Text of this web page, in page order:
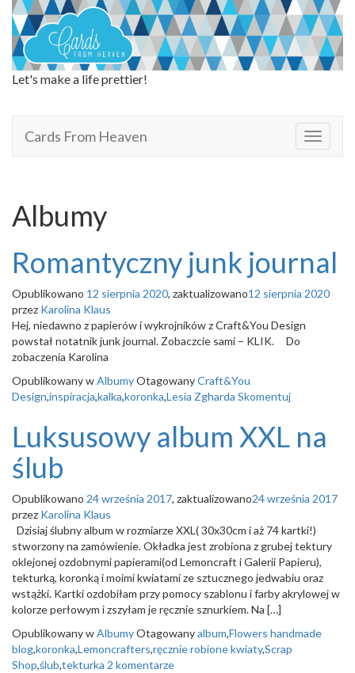
Let's make a life prettier!
T
o
v
g
Cards From Heaven
Albumy
Romantyczny junk journal
Opublikowano 12 sierpnia 2020, zaktualizowano12 sierpnia 2020
przez Karolina Klaus
Hej, niedawno z papierów i wykrojników z Craft&You Design
powstał notatnik junk journal. Zobaczcie sami – KLIK. Do
zobaczenia Karolina
Opublikowany wAlbumyOtagowanyCraft&You
Design,inspiracja,kalka,koronka,Lesia Zgharda Skomentuj
Luksusowy album XXL na
ślub
Opublikowano 24 września 2017, zaktualizowano24 września 2017
przez Karolina Klaus
Dzisiaj ślubny album w rozmiarze XXL( 30x30cm i aż 74 kartki!)
stworzony na zamówienie. Okładka jest zrobiona z grubej tektury
oklejonej ozdobnymi papierami(od Lemoncraft i Galerii Papieru),
tekturką, koronką i moimi kwiatami ze sztucznego jedwabiu oraz
wstążki. Kartki ozdobiłam przy pomocy szablonu i farby akrylowej w
kolorze perłowym i zszyłam je ręcznie sznurkiem. Na […]
Opublikowany wAlbumyOtagowanyalbum,Flowers handmade
blog,koronka,Lemoncrafters,ręcznie robione kwiaty,Scrap
Shop,ślub,tekturka 2 komentarze